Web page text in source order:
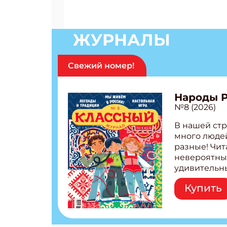
ЖУРНАЛЫ
Свежий номер!
Народы
№8 (2026)
В нашей
много
разные!
народов
Легенды
бурятов
странные
Купить